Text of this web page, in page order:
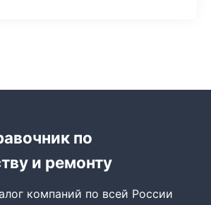
по
и ремонту
компаний по всей России